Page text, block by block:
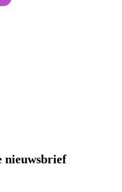
nieuwsbrief